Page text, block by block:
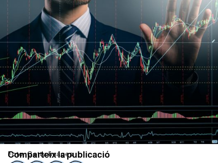
Foto: Getty Images
Comparteix la publicació